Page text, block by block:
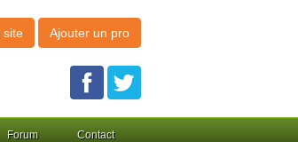
site Ajouter un pro
Forum Contact